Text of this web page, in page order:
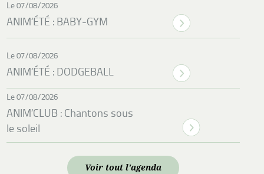
Le 07/08/2026
ANIM’ÉTÉ : BABY-GYM
Le 07/08/2026
ANIM’ÉTÉ : DODGEBALL
Le 07/08/2026
ANIM’CLUB : Chantons sous
le soleil
Voir tout l'agenda